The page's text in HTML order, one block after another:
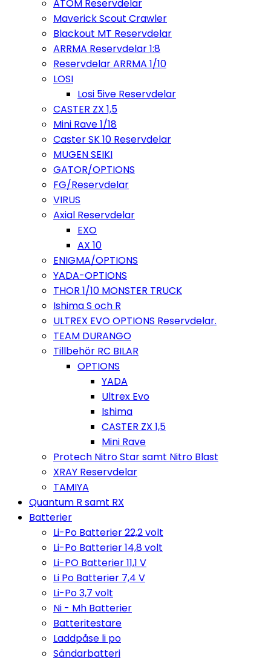
ATOM Reservdelar
Maverick Scout Crawler
Blackout MT Reservdelar
ARRMA Reservdelar 1:8
Reservdelar ARRMA 1/10
LOSI
Losi 5ive Reservdelar
CASTER ZX 1,5
Mini Rave 1/18
Caster SK 10 Reservdelar
MUGEN SEIKI
GATOR/OPTIONS
FG/Reservdelar
VIRUS
Axial Reservdelar
EXO
AX 10
ENIGMA/OPTIONS
YADA-OPTIONS
THOR 1/10 MONSTER TRUCK
Ishima S och R
ULTREX EVO OPTIONS Reservdelar.
TEAM DURANGO
Tillbehör RC BILAR
OPTIONS
YADA
Ultrex Evo
Ishima
CASTER ZX 1,5
Mini Rave
Protech Nitro Star samt Nitro Blast
XRAY Reservdelar
TAMIYA
Quantum R samt RX
Batterier
Li-Po Batterier 22,2 volt
Li-Po Batterier 14,8 volt
Li-PO Batterier 11,1 V
Li Po Batterier 7,4 V
Li-Po 3,7 volt
Ni - Mh Batterier
Batteritestare
Laddpåse li po
Sändarbatteri